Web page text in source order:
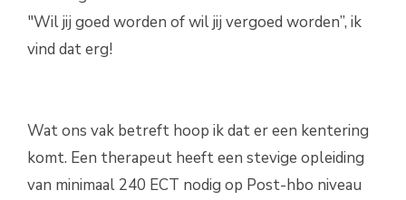
"Wil jij goed worden of wil jij vergoed worden”, ik
vind dat erg!
Wat ons vak betreft hoop ik dat er een kentering
komt. Een therapeut heeft een stevige opleiding
van minimaal 240 ECT nodig op Post-hbo niveau